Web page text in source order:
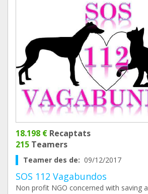
18.198 € Recaptats
215 Teamers
Teamer des de: 09/12/2017
SOS 112 Vagabundos
Non profit NGO concerned with saving